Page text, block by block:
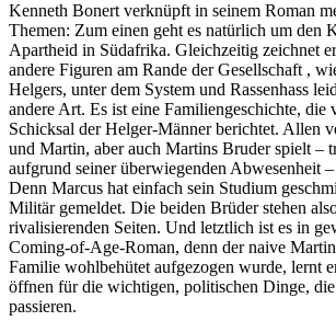
Kenneth Bonert verknüpft in seinem Roman
Themen: Zum einen geht es natürlich um den
Apartheid in Südafrika. Gleichzeitig zeichnet
andere Figuren am Rande der Gesellschaft ,
Helgers, unter dem System und Rassenhass
andere Art. Es ist eine Familiengeschichte, die
Schicksal der Helger-Männer berichtet. Allen
und Martin, aber auch Martins Bruder spielt –
aufgrund seiner überwiegenden Abwesenheit
Denn Marcus hat einfach sein Studium
Militär gemeldet. Die beiden Brüder stehen
rivalisierenden Seiten. Und letztlich ist es in
Coming-of-Age-Roman, denn der naive
Familie wohlbehütet aufgezogen wurde, lernt
öffnen für die wichtigen, politischen Dinge,
passieren.